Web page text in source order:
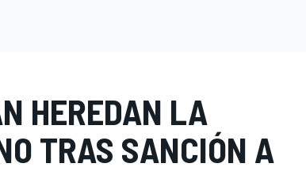
HEREDAN LA
TRAS SANCIÓN A